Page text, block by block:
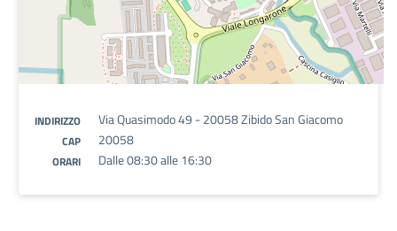
INDIRIZZO Via Quasimodo 49 - 20058 Zibido San Giacomo
CAP 20058
ORARI Dalle 08:30 alle 16:30